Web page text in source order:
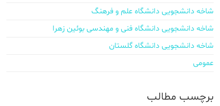
شاخه دانشجویی دانشگاه علم و فرهنگ
شاخه دانشجویی دانشگاه فنی و مهندسی بوئین زهرا
شاخه دانشجویی دانشگاه گلستان
عمومی
برچسب‌ مطالب